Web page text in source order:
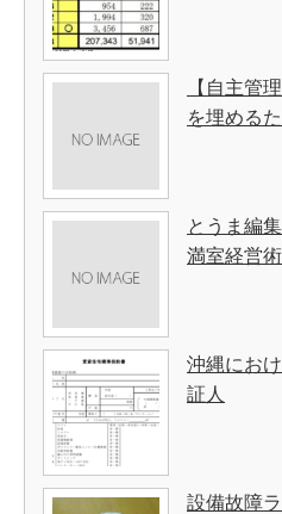
【自主管
を埋める
とうま編
満室経営術
沖縄にお
証人
設備故障